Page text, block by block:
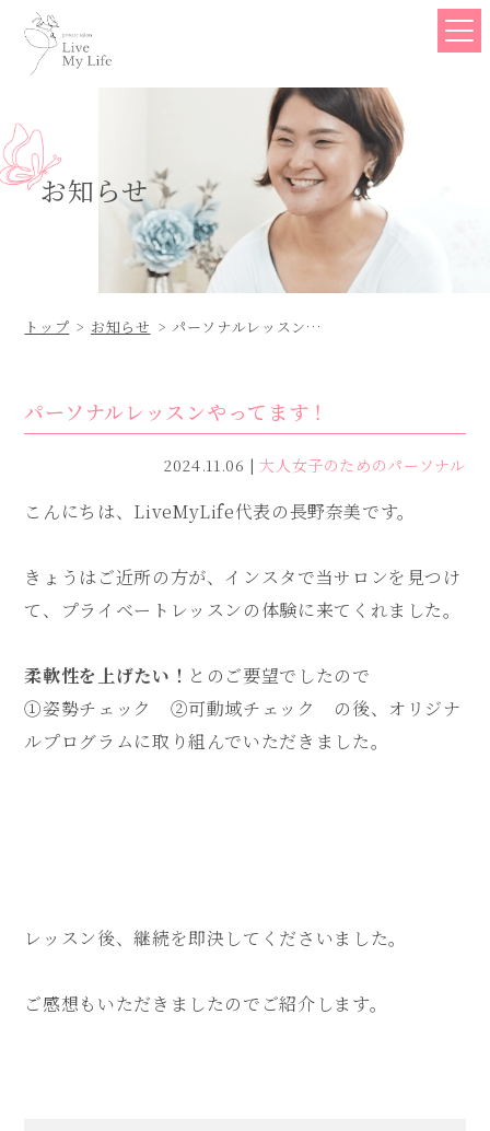
お知らせ
トップ お知らせ
パーソナルレッスンや
パーソナルレッスンやってます！
2024.11.06 大人女子のためのパーソナル
こんにちは、LiveMyLife代表の長野奈美です。
きょうはご近所の方が、インスタで当サロンを見つけ
て、プライベートレッスンの体験に来てくれました。
柔軟性を上げたい！ とのご要望でしたので
①姿勢チェック ②可動域チェック の後、オリジナ
ルプログラムに取り組んでいただきました。
レッスン後、継続を即決してくださいました。
ご感想もいただきましたのでご紹介します。